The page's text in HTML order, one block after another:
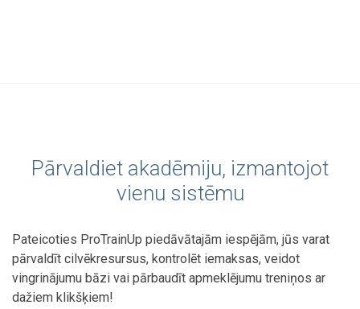
Pārvaldiet akadēmiju, izmantojot
vienu sistēmu
Pateicoties ProTrainUp piedāvātajām iespējām, jūs varat
pārvaldīt cilvēkresursus, kontrolēt iemaksas, veidot
vingrinājumu bāzi vai pārbaudīt apmeklējumu treniņos ar
dažiem klikšķiem!